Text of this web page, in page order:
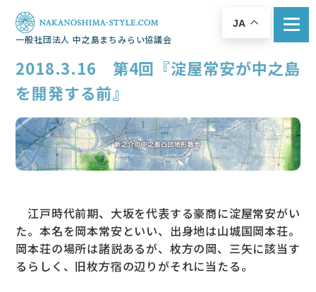
一般社団法人 中之島まちみらい協議会
JA
2018.3.16 第4回『淀屋常安が中之島
を開発する前』
江戸時代前期、大坂を代表する豪商に淀屋常安がい
た。本名を岡本常安といい、出身地は山城国岡本荘。
岡本荘の場所は諸説あるが、枚方の岡、三矢に該当す
るらしく、旧枚方宿の辺りがそれに当たる。